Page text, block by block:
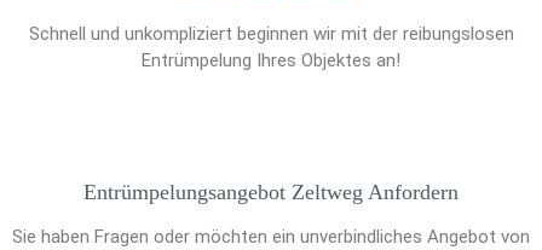
Schnell und unkompliziert beginnen wir mit der reibungslosen
Entrümpelung Ihres Objektes an!
Entrümpelungsangebot Zeltweg Anfordern
Sie haben Fragen oder möchten ein unverbindliches Angebot von